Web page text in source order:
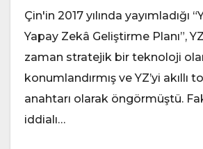
Çin'in 2017 yılında yayımladığı
Yapay Zekâ Geliştirme Planı”,
zaman stratejik bir teknoloji
konumlandırmış ve YZ’yi akıllı
anahtarı olarak öngörmüştü.
iddialı…